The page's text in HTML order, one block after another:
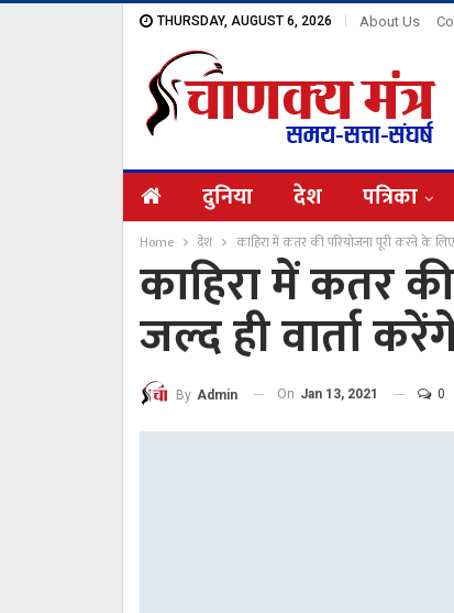
THURSDAY, AUGUST 6, 2026 About Us
दुनिया देश पत्रिका
Home देश काहिरा में कतर की परियोजना पूरी करने के
काहिरा में कतर
जल्द ही वार्ता
By Admin On Jan 13, 2021 0